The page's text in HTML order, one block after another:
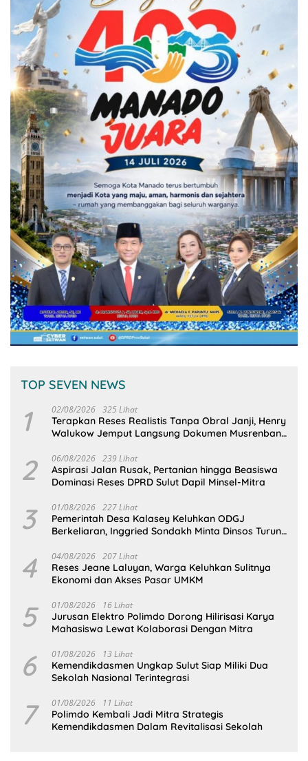
TOP SEVEN NEWS
1 02/08/2026 325 Lihat
Terapkan Reses Realistis Tanpa Obral Janji, Henry
Walukow Jemput Langsung Dokumen Musrenbang
2 06/08/2026 239 Lihat
Aspirasi Jalan Rusak, Pertanian hingga Beasiswa
Dominasi Reses DPRD Sulut Dapil Minsel-Mitra
3 01/08/2026 227 Lihat
Pemerintah Desa Kalasey Keluhkan ODGJ
Berkeliaran, Inggried Sondakh Minta Dinsos Turun
4 04/08/2026 207 Lihat
Reses Jeane Laluyan, Warga Keluhkan Sulitnya
Ekonomi dan Akses Pasar UMKM
5 01/08/2026 16 Lihat
Jurusan Elektro Polimdo Dorong Hilirisasi Karya
Mahasiswa Lewat Kolaborasi Dengan Mitra
6 01/08/2026 13 Lihat
Kemendikdasmen Ungkap Sulut Siap Miliki Dua
Sekolah Nasional Terintegrasi
7 01/08/2026 11 Lihat
Polimdo Kembali Jadi Mitra Strategis
Kemendikdasmen Dalam Revitalisasi Sekolah